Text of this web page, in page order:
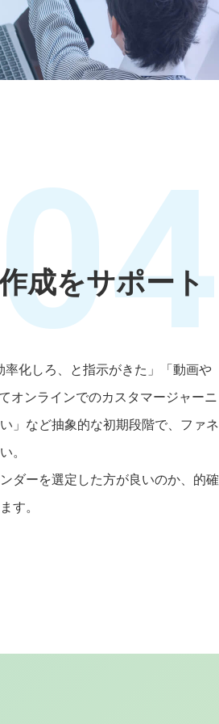
成をサポート
率化しろ、と指示がきた」「動画や
オンラインでのカスタマージャーニ
」など抽象的な初期段階で、ファネ
。
ダーを選定した方が良いのか、的確
す。